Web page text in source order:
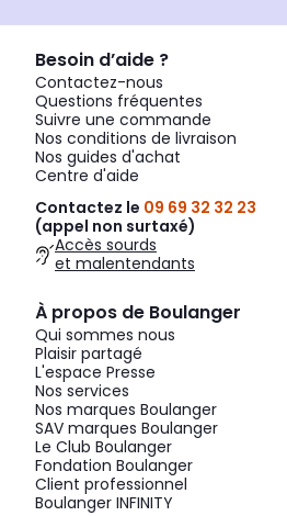
Besoin d’aide ?
Contactez-nous
Questions fréquentes
Suivre une commande
Nos conditions de livraison
Nos guides d'achat
Centre d'aide
Contactez le 09 69 32 32 23
(appel non surtaxé)
Accès sourds
et malentendants
À propos de Boulanger
Qui sommes nous
Plaisir partagé
L'espace Presse
Nos services
Nos marques Boulanger
SAV marques Boulanger
Le Club Boulanger
Fondation Boulanger
Client professionnel
Boulanger INFINITY